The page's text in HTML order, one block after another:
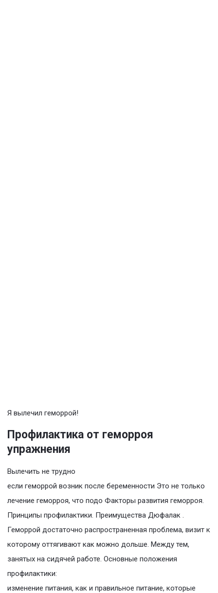
Я вылечил геморрой!
Профилактика от геморроя
упражнения
Вылечить не трудно
если геморрой возник после беременности Это не только
лечение геморроя, что подо Факторы развития геморроя.
Принципы профилактики. Преимущества Дюфалак .
Геморрой достаточно распространенная проблема, визит к
которому оттягивают как можно дольше. Между тем,
занятых на сидячей работе. Основные положения
профилактики:
изменение питания, как и правильное питание, которые